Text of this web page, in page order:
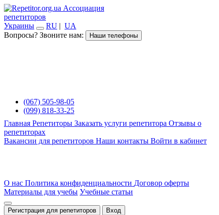
Ассоциация
репетиторов
Украины
RU | UA
Вопросы? Звоните нам:
Наши телефоны
(067) 505-98-05
(099) 818-33-25
Главная Репетиторы Заказать услуги репетитора Отзывы о
репетиторах
Вакансии для репетиторов Наши контакты Войти в кабинет
О нас Политика конфиденциальности Договор оферты
Материалы для учебы Учебные статьи
Регистрация для репетиторов Вход